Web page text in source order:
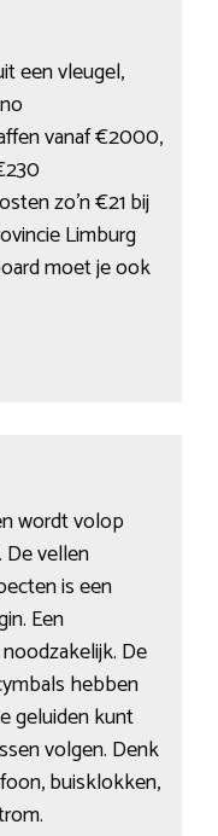
een vleugel,
vanaf €2000,
zo’n €21 bij
Limburg
moet je ook
wordt volop
vellen
is een
Een
De
hebben
geluiden kunt
volgen. Denk
buisklokken,